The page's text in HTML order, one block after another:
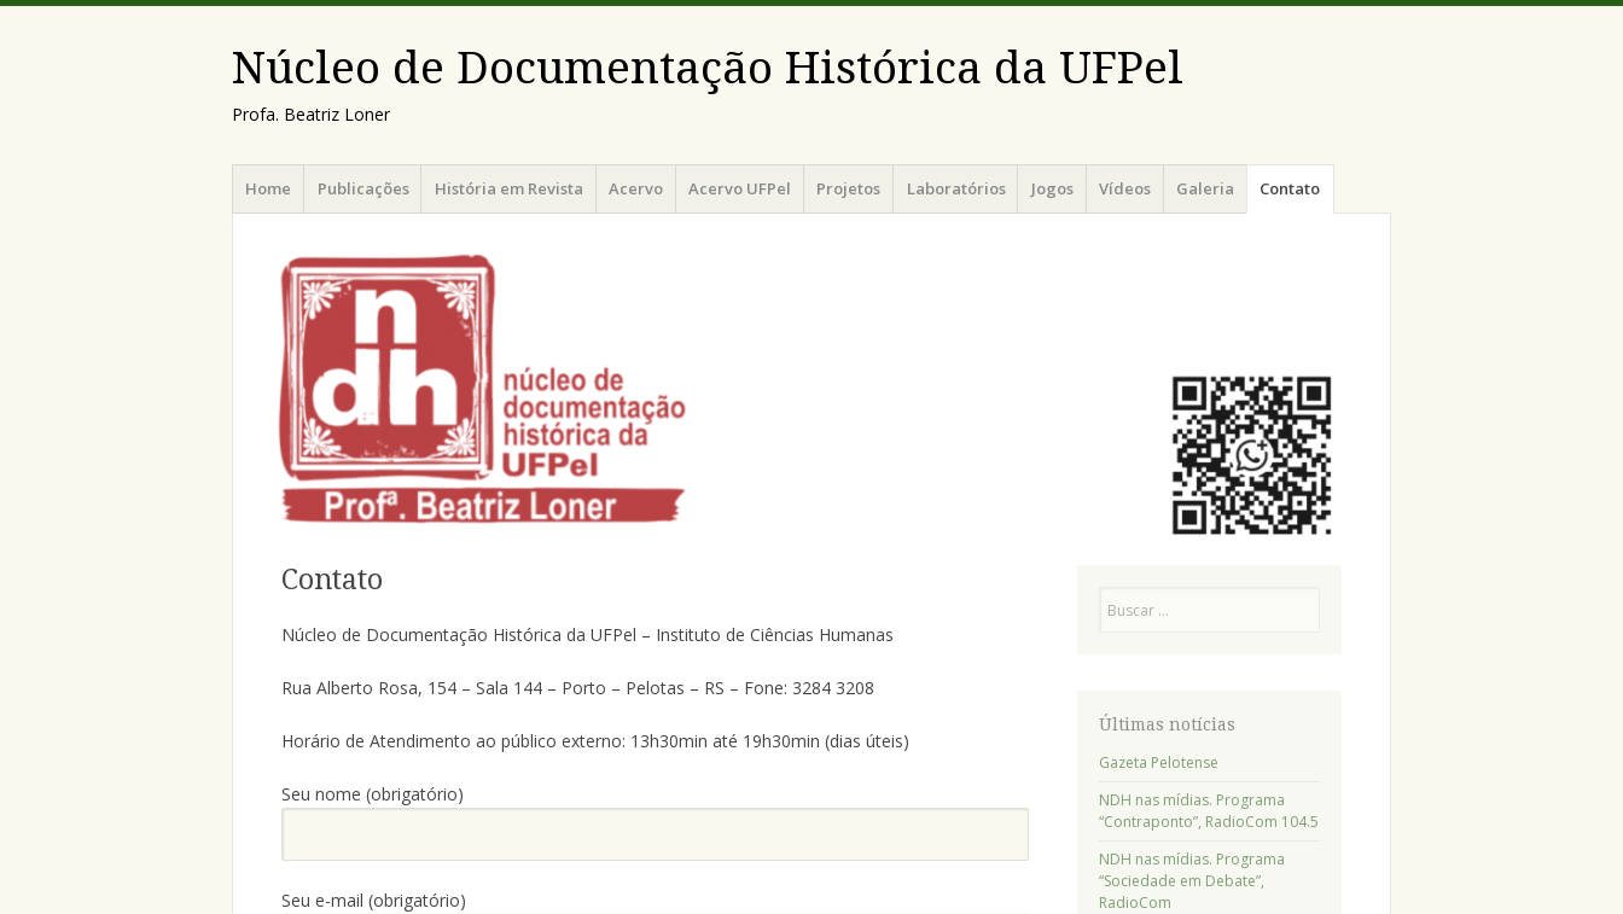
Núcleo de Documentação Histórica da UFPel
Profa. Beatriz Loner
Menu
Pular
para
conteúdo
Home Publicações História em Revista Acervo Acervo UFPel Projetos Laboratórios Jogos Vídeos Galeria Contato
Contato
Núcleo de Documentação Histórica da UFPel – Instituto de Ciências Humanas
Rua Alberto Rosa, 154 – Sala 144 – Porto – Pelotas – RS – Fone: 3284 3208
Horário de Atendimento ao público externo: 13h30min até 19h30min (dias úteis)
Seu nome (obrigatório)
Seu e-mail (obrigatório)
Últimas notícias
Gazeta Pelotense
NDH nas mídias. Programa
“Contraponto”, RadioCom 104.5
NDH nas mídias. Programa
“Sociedade em Debate”,
RadioCom